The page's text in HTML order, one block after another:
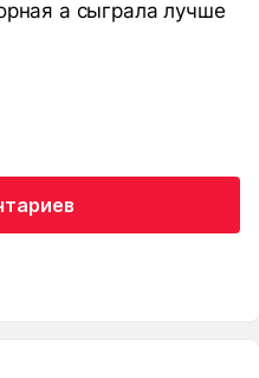
а сыграла лучше